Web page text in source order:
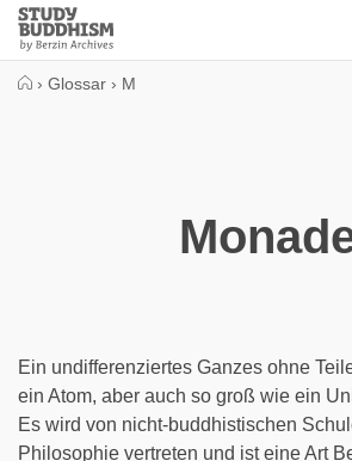
Close
Study
Buddhism
› Glossar › M
Ein undifferenziertes Ganzes ohne
ein Atom, aber auch so groß wie ein
Es wird von nicht-buddhistischen
Philosophie vertreten und ist eine Art